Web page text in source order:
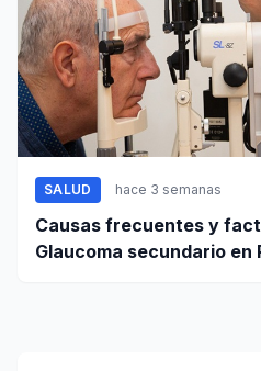
SALUD hace 3 semanas
Causas frecuentes y
Glaucoma secundario en